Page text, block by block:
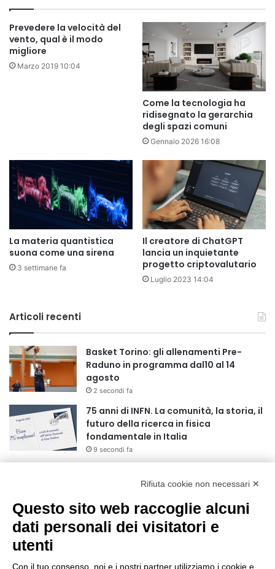
Prevedere la velocità del
vento, qual è il modo
migliore
Marzo 2019 10:04
Come la tecnologia ha
ridisegnato la gerarchia
degli spazi comuni
Gennaio 2026 16:08
La materia quantistica
suona come una sirena
3 settimane fa
Il creatore di ChatGPT
lancia un inquietante
progetto criptovalutario
Luglio 2023 14:04
Articoli recenti
Basket Torino: gli allenamenti Pre-
Raduno in programma dal10 al 14
agosto
2 secondi fa
75 anni di INFN. La comunità, la storia, il
futuro della ricerca in fisica
fondamentale in Italia
9 secondi fa
nel pieno della stagione turistica
Grande partecipazione alla Festa della
15 ore fa
Rifiuta cookie non necessari ✕
Questo sito web raccoglie alcuni
dati personali dei visitatori e
utenti
Con il tuo consenso, noi e i nostri partner utilizziamo i cookie e